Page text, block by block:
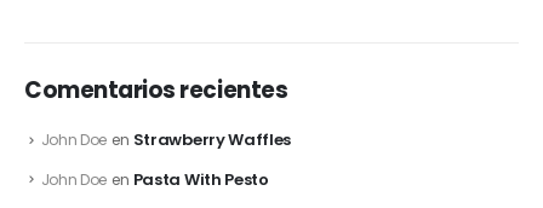
Comentarios recientes
John Doe en Strawberry Waffles
John Doe en Pasta With Pesto